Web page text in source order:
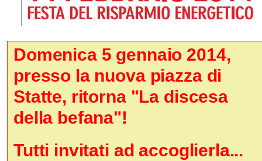
Domenica 5 gennaio 2014,
presso la nuova piazza di
Statte, ritorna "La discesa
della befana"!
Tutti invitati ad accoglierla...